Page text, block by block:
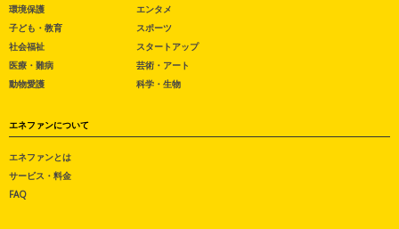
環境保護
子ども・教育
社会福祉
医療・難病
動物愛護
エンタメ
スポーツ
スタートアップ
芸術・アート
科学・生物
エネファンについて
エネファンとは
サービス・料金
FAQ